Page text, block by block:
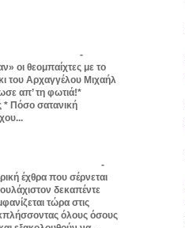
απ’ τη φωτιά!-
οι θεομπαίχτες με το
του Αρχαγγέλου Μιχαήλ
απ’ τη φωτιά!*
* Πόσο σατανική
φτάνει στην πίστα IA-
έχθρα που σέρνεται
δεκαπέντε
τώρα στις
όλους όσους